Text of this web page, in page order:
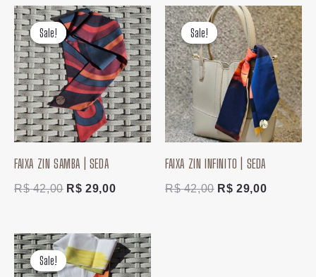
Sale!
Sale!
FAIXA ZIN SAMBA | SEDA
R$42,00
O
preço
original
era:
R$ 42,00.
R$ 29,00
O
preço
atual
é:
R$ 29,00.
Sale!
Sale!
FAIXA ZIN INFINITO | SEDA
R$42,00
O
preço
original
era:
R$ 42,00.
R$ 29,00
O
preço
atual
é:
R$
Sale!
Sale!
O
preço
original
O
preço
atual